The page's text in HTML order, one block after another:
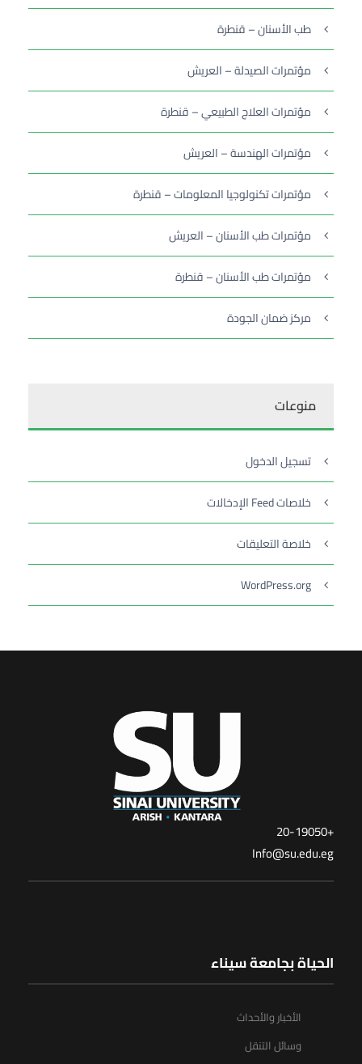
طب الأسنان – قنطرة
مؤتمرات الصيدلة – العريش
مؤتمرات العلاج الطبيعي – قنطرة
مؤتمرات الهندسة – العريش
مؤتمرات تكنولوجيا المعلومات – قنطرة
مؤتمرات طب الأسنان – العريش
مؤتمرات طب الأسنان – قنطرة
مركز ضمان الجودة
منوعات
تسجيل الدخول
خلاصات Feed الإدخالات
خلاصة التعليقات
WordPress.org
+20-19050
Info@su.edu.eg
الحياة بجامعة سيناء
الأخبار والأحداث
وسائل التنقل